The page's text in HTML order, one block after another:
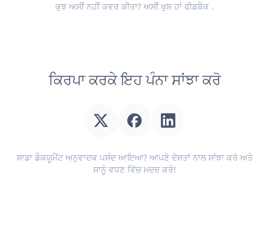
ਕੁਝ ਅਸੀਂ ਨਹੀਂ ਕਵਰ ਕੀਤਾ? ਅਸੀਂ ਖੁਸ਼ ਹਾਂਫੀਡਬੈਕ .
ਕਿਰਪਾ ਕਰਕੇ ਇਹ ਪੰਨਾ ਸਾਂਝਾ ਕਰੋ
ਸਾਡਾ ਡੌਕਯੂਮੈਂਟ ਅਨੁਵਾਦਕ ਪਸੰਦ ਆਇਆ? ਆਪਣੇ ਦੋਸਤਾਂ ਨਾਲ ਸਾਂਝਾ ਕਰੋ ਅਤੇ
ਸਾਨੂੰ ਵਧਣ ਵਿੱਚ ਮਦਦ ਕਰੋ!